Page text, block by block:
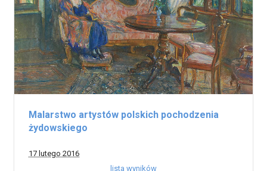
Malarstwo artystów polskich pochodzenia
żydowskiego
17 lutego 2016
lista wyników